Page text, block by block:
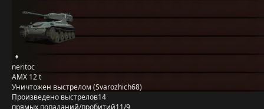
neritoc
AMX 12 t
Уничтожен выстрелом (Svarozhich68)
Произведено выстрелов14
прямых попаданий/пробитий11/9